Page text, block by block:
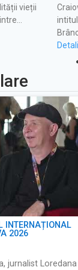
vieții
INTERNAȚIONAL
2026
jurnalist Loredana